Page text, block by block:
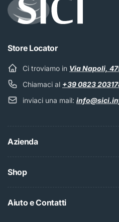
Store Locator
Ci troviamo in Via Napoli,
Chiamaci al +39 0823
inviaci una mail:
Azienda
Shop
Aiuto e Contatti